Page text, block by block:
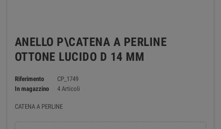
ANELLO P\CATENA A PERLINE
OTTONE LUCIDO D 14 MM
Riferimento
CP_1749
In magazzino
4 Articoli
CATENA A PERLINE